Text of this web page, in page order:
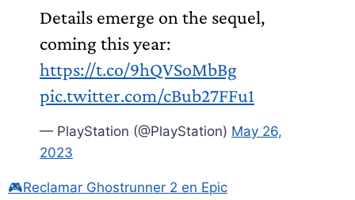
Details emerge on the sequel,
coming this year:
https://t.co/9hQVSoMbBg
pic.twitter.com/cBub27FFu1
— PlayStation (@PlayStation) May 26,
2023
🎮Reclamar Ghostrunner 2 en Epic